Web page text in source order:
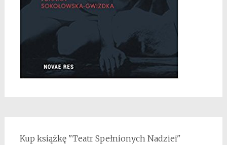
Kup książkę "Teatr Spełnionych Nadziei"